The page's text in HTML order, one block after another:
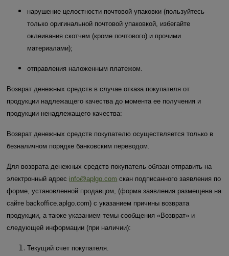
нарушение целостности почтовой упаковки (пользуйтесь
только оригинальной почтовой упаковкой, избегайте
оклеивания скотчем (кроме почтового) и прочими
материалами);
отправления наложенным платежом.
Возврат денежных средств в случае отказа покупателя от
продукции надлежащего качества до момента ее получения и
продукции ненадлежащего качества:
Возврат денежных средств покупателю осуществляется только в
безналичном порядке банковским переводом.
Для возврата денежных средств покупатель обязан отправить на
электронный адрес info@aplgo.com скан подписанного заявления по
форме, установленной продавцом, (форма заявления размещена на
сайте backoffice.aplgo.com) с указанием причины возврата
продукции, а также указанием темы сообщения «Возврат» и
следующей информации (при наличии):
Текущий счет покупателя.